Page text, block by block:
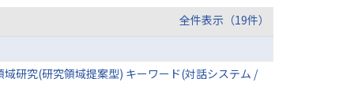
全件表示（19件）
研究(研究領域提案型) キーワード(対話システム /